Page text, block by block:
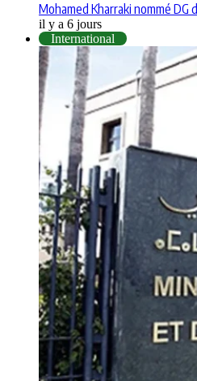
Mohamed Kharraki nommé DG
il y a 6 jours
International